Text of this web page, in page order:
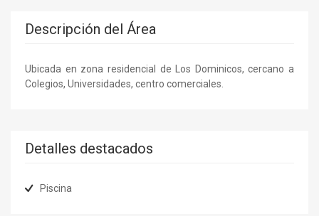
Descripción del Área
Ubicada en zona residencial de Los Dominicos, cercano a
Colegios, Universidades, centro comerciales.
Detalles destacados
Piscina